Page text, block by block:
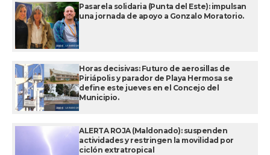
Pasarela solidaria (Punta del Este): impulsan
una jornada de apoyo a Gonzalo Moratorio.
Horas decisivas: Futuro de aerosillas de
Piriápolis y parador de Playa Hermosa se
define este jueves en el Concejo del
Municipio.
ALERTA ROJA (Maldonado): suspenden
actividades y restringen la movilidad por
ciclón extratropical